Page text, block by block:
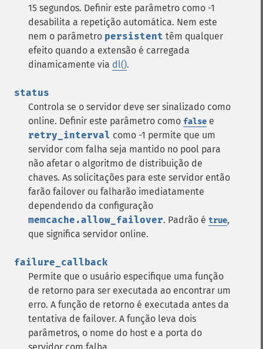
15 segundos. Definir este parâmetro como -1
desabilita a repetição automática. Nem este
nem o parâmetro persistent têm qualquer
efeito quando a extensão é carregada
dinamicamente via dl().
status
Controla se o servidor deve ser sinalizado como
online. Definir este parâmetro como false e
retry_interval como -1 permite que um
servidor com falha seja mantido no pool para
não afetar o algoritmo de distribuição de
chaves. As solicitações para este servidor então
farão failover ou falharão imediatamente
dependendo da configuração
memcache.allow_failover. Padrão é true,
que significa servidor online.
failure_callback
Permite que o usuário especifique uma função
de retorno para ser executada ao encontrar um
erro. A função de retorno é executada antes da
tentativa de failover. A função leva dois
parâmetros, o nome do host e a porta do